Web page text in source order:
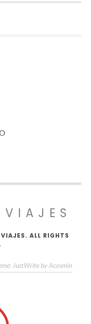
ALL RIGHTS
JustWrite by Acosmin